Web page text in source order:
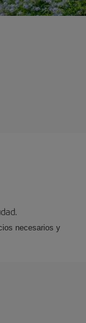
necesarios y